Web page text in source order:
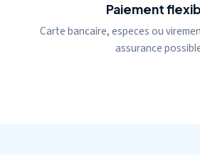
Paiement
Carte bancaire, especes ou
assurance